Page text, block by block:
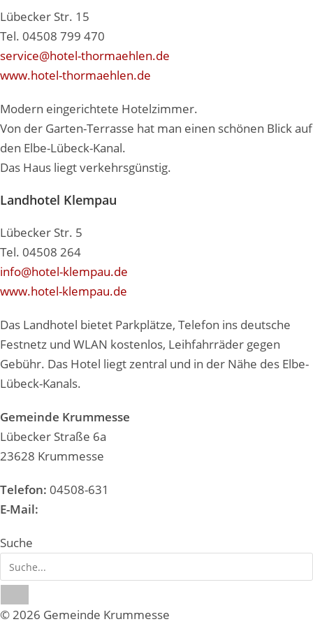
Lübecker Str. 15
Tel. 04508 799 470
service@hotel-thormaehlen.de
www.hotel-thormaehlen.de
Modern eingerichtete Hotelzimmer.
Von der Garten-Terrasse hat man einen schönen Blick auf
den Elbe-Lübeck-Kanal.
Das Haus liegt verkehrsgünstig.
Landhotel Klempau
Lübecker Str. 5
Tel. 04508 264
info@hotel-klempau.de
www.hotel-klempau.de
Das Landhotel bietet Parkplätze, Telefon ins deutsche
Festnetz und WLAN kostenlos, Leihfahrräder gegen
Gebühr. Das Hotel liegt zentral und in der Nähe des Elbe-
Lübeck-Kanals.
Gemeinde Krummesse
Lübecker Straße 6a
23628 Krummesse
Telefon: 04508-631
E-Mail:
Suche
© 2026 Gemeinde Krummesse